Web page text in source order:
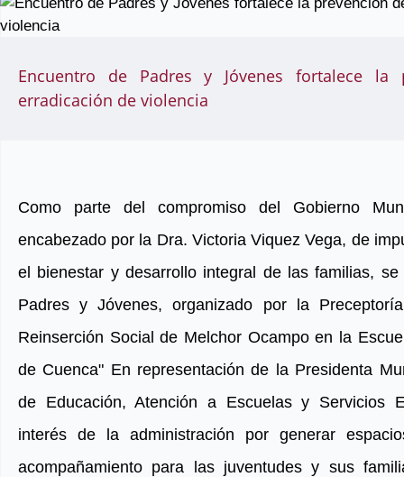
Encuentro de Padres y Jóvenes fortalece
erradicación de violencia
Como parte del compromiso del Gobierno
encabezado por la Dra. Victoria Viquez Vega, de
el bienestar y desarrollo integral de las familias,
Padres y Jóvenes, organizado por la
Reinserción Social de Melchor Ocampo en la
de Cuenca" En representación de la Presidenta
de Educación, Atención a Escuelas y Servicios
interés de la administración por generar
acompañamiento para las juventudes y sus